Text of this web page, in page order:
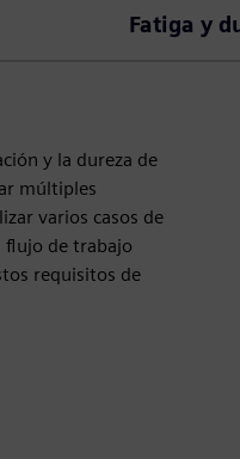
Fatiga y
y la dureza de
múltiples
varios casos de
flujo de trabajo
requisitos de